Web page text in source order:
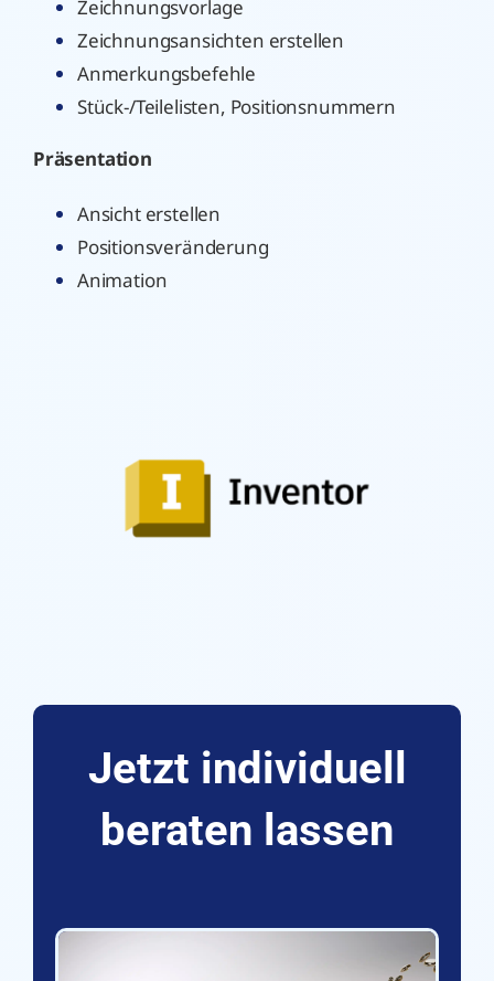
Zeichnungsvorlage
Zeichnungsansichten erstellen
Anmerkungsbefehle
Stück-/Teilelisten, Positionsnummern
Präsentation
Ansicht erstellen
Positionsveränderung
Animation
Jetzt individuell
beraten lassen